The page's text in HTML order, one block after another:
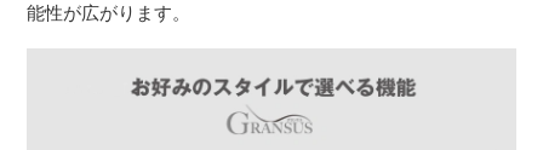
能性が広がります。